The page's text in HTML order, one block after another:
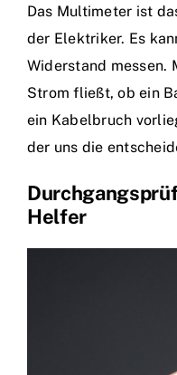
Das Multimeter ist
der Elektriker. Es
Widerstand messen.
Strom fließt, ob ein
ein Kabelbruch
der uns die
Helfer